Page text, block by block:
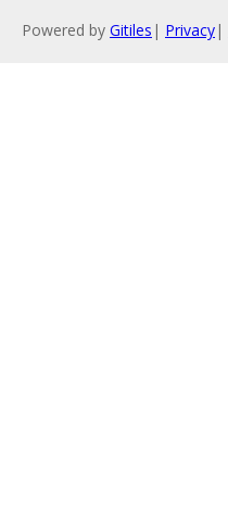
Powered by Gitiles | Privacy|